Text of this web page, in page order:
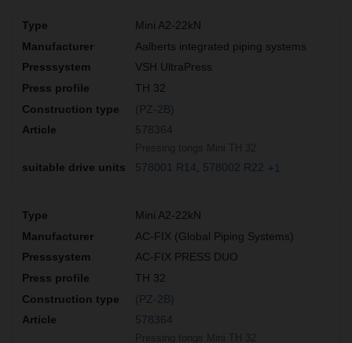
Mini A2-22kN
Aalberts integrated piping systems
VSH UltraPress
TH 32
(PZ-2B)
578364
578001 R14 578002 R22 +1
Mini A2-22kN
AC-FIX (Global Piping Systems)
AC-FIX PRESS DUO
TH 32
(PZ-2B)
578364